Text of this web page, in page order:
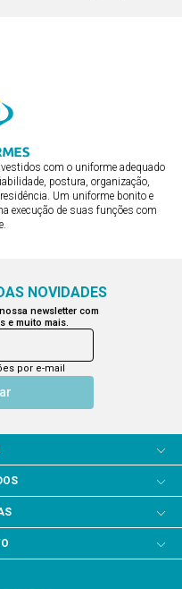
com o uniforme adequado
postura, organização,
Um uniforme bonito e
execução de suas funções com
NOVIDADES
newsletter com
e muito mais.
por e-mail